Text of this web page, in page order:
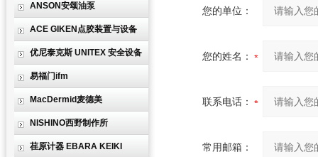
ANSON安颂油泵
ACE GIKEN点胶装置与设备
优尼泰克斯 UNITEX 安全设备
易福门ifm
MacDermid麦德美
NISHINO西野制作所
荏原计器 EBARA KEIKI
您的单位：
您的姓名：
联系电话：
常用邮箱：